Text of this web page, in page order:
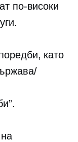
по-високи
като